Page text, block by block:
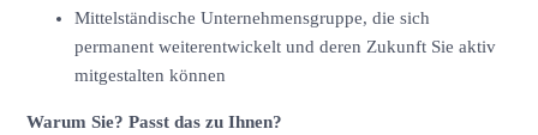
Mittelständische Unternehmensgruppe, die sich
permanent weiterentwickelt und deren Zukunft Sie aktiv
mitgestalten können
Warum Sie? Passt das zu Ihnen?